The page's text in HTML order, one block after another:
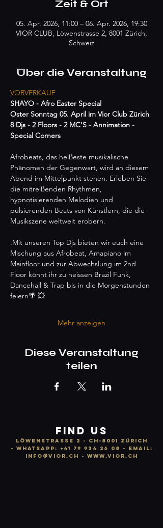
Zeit & Ort
05. Apr. 2026, 11:00 – 06. Apr. 2026, 19:30
VIOR CLUB, Löwenstrasse 2, 8001 Zürich,
Schweiz
Über die Veranstaltung
VORVERKAUF
SHAYO - Afro Easter Special
Oster Sonntag 05. April im Vior Club Zürich
8 Djs - 2 Floors - 2 MC'S - Annimation -
Special Corners
Afrobeats, das heißeste musikalische
Phänomen der Gegenwart, wird an diesem
Abend im Mittelpunkt stehen. Erleben Sie
die mitreißenden Rhythmen,
hypnotisierenden Melodien und
pulsierenden Beats von Künstlern, die die
Musikszene weltweit erobern.
.Mit unseren Top Djs bieten wir euch eine
Mischung aus Afrobeat, Amapiano im
Mainfloor und zur Abwechslung im 2nd
Floor könnt ihr zu heissen Brazil Funk,
Dancehall & Trap bis in die Morgenstunden
feiern🌴 💥
Mehr anzeigen
Diese Veranstaltung
teilen
FIND US
LÖWENSTRASSE 2 - CH-8001 ZÜRICH
- WhatsApp: +41 79 934 26 08
- email:
info @vior.ch - www.vior.ch